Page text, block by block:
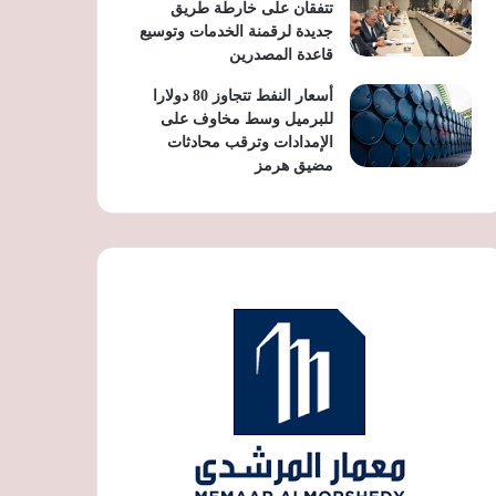
تتفقان على خارطة طريق
جديدة لرقمنة الخدمات وتوسيع
قاعدة المصدرين
أسعار النفط تتجاوز 80 دولارا
للبرميل وسط مخاوف على
الإمدادات وترقب محادثات
مضيق هرمز